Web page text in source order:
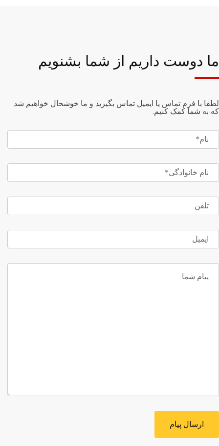
ما دوست داریم از شما بشنویم
لطفا با فرم تماس یا ایمیل تماس بگیرید و ما خوشحال خواهیم شد
که به شما کمک کنیم.
ارسال پیام